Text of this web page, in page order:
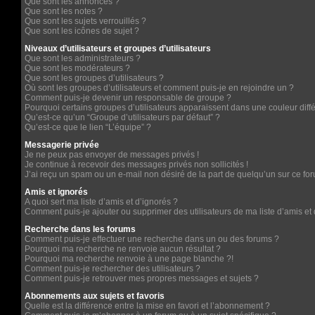
Que sont les notes ?
Que sont les sujets verrouillés ?
Que sont les icônes de sujet ?
Niveaux d’utilisateurs et groupes d’utilisateurs
Que sont les administrateurs ?
Que sont les modérateurs ?
Que sont les groupes d’utilisateurs ?
Où sont les groupes d’utilisateurs et comment puis-je en rejoindre un ?
Comment puis-je devenir un responsable de groupe ?
Pourquoi certains groupes d’utilisateurs apparaissent dans une couleur
Qu’est-ce qu’un “Groupe d’utilisateurs par défaut” ?
Qu’est-ce que le lien “L’équipe” ?
Messagerie privée
Je ne peux pas envoyer de messages privés !
Je continue à recevoir des messages privés non sollicités !
J’ai reçu un spam ou un e-mail non désiré de la part de quelqu’un sur ce
Amis et ignorés
A quoi sert ma liste d’amis et d’ignorés ?
Comment puis-je ajouter ou supprimer des utilisateurs de ma liste d’amis et
Recherche dans les forums
Comment puis-je effectuer une recherche dans un ou des forums ?
Pourquoi ma recherche ne renvoie aucun résultat ?
Pourquoi ma recherche renvoie à une page blanche ?!
Comment puis-je rechercher des utilisateurs ?
Comment puis-je retrouver mes propres messages et sujets ?
Abonnements aux sujets et favoris
Quelle est la différence entre la mise en favori et l’abonnement ?